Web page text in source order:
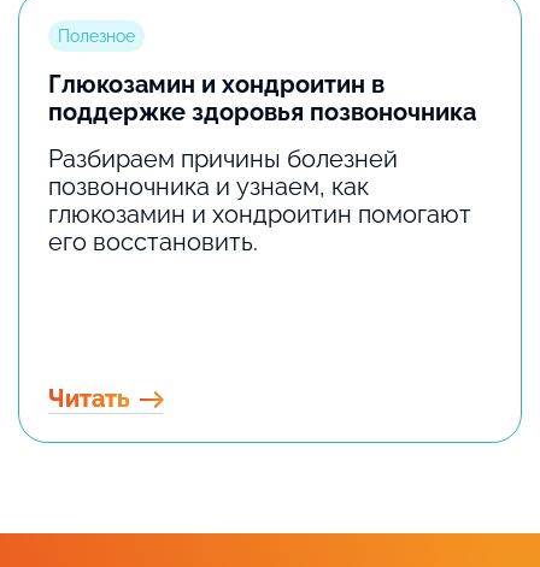
Полезное
Глюкозамин и хондроитин в
поддержке здоровья позвоночника
Разбираем причины болезней
позвоночника и узнаем, как
глюкозамин и хондроитин помогают
его восстановить.
Читать